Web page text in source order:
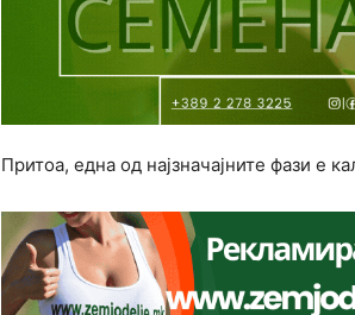
Притоа, една од најзначајните фази е